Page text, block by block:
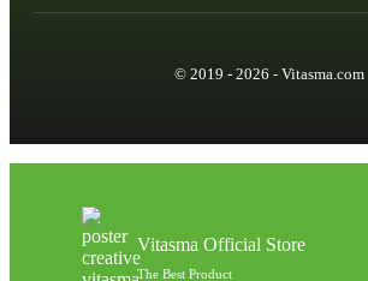
© 2019 - 2026 - Vitasma.com
Vitasma Official Store
The Best Product